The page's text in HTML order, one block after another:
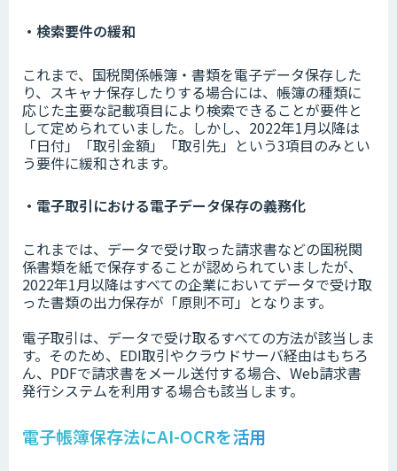
・検索要件の緩和
これまで、国税関係帳簿・書類を電子データ保存した
り、スキャナ保存したりする場合には、帳簿の種類に
応じた主要な記載項目により検索できることが要件と
して定められていました。しかし、2022年1月以降は
「日付」「取引金額」「取引先」という3項目のみとい
う要件に緩和されます。
・電子取引における電子データ保存の義務化
これまでは、データで受け取った請求書などの国税関
係書類を紙で保存することが認められていましたが、
2022年1月以降はすべての企業においてデータで受け取
った書類の出力保存が「原則不可」となります。
電子取引は、データで受け取るすべての方法が該当しま
す。そのため、EDI取引やクラウドサーバ経由はもちろ
ん、PDFで請求書をメール送付する場合、Web請求書
発行システムを利用する場合も該当します。
電子帳簿保存法にAI-OCRを活用